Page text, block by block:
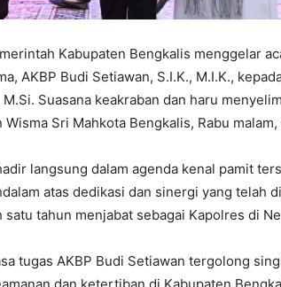
Kabupaten Bengkalis menggelar
AKBP Budi Setiawan, S.I.K., M.I.K.,
Suasana keakraban dan haru
Sri Mahkota Bengkalis, Rabu
langsung dalam agenda kenal pamit
atas dedikasi dan sinergi yang telah
tahun menjabat sebagai Kapolres di
tugas AKBP Budi Setiawan tergolong